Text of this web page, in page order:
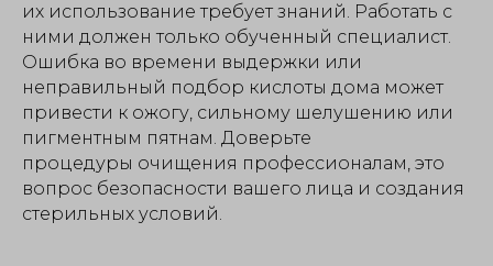
их использование требует знаний. Работать с
ними должен только обученный специалист.
Ошибка во времени выдержки или
неправильный подбор кислоты дома может
привести к ожогу, сильному шелушению или
пигментным пятнам. Доверьте
процедуры очищения профессионалам, это
вопрос безопасности вашего лица и создания
стерильных условий.